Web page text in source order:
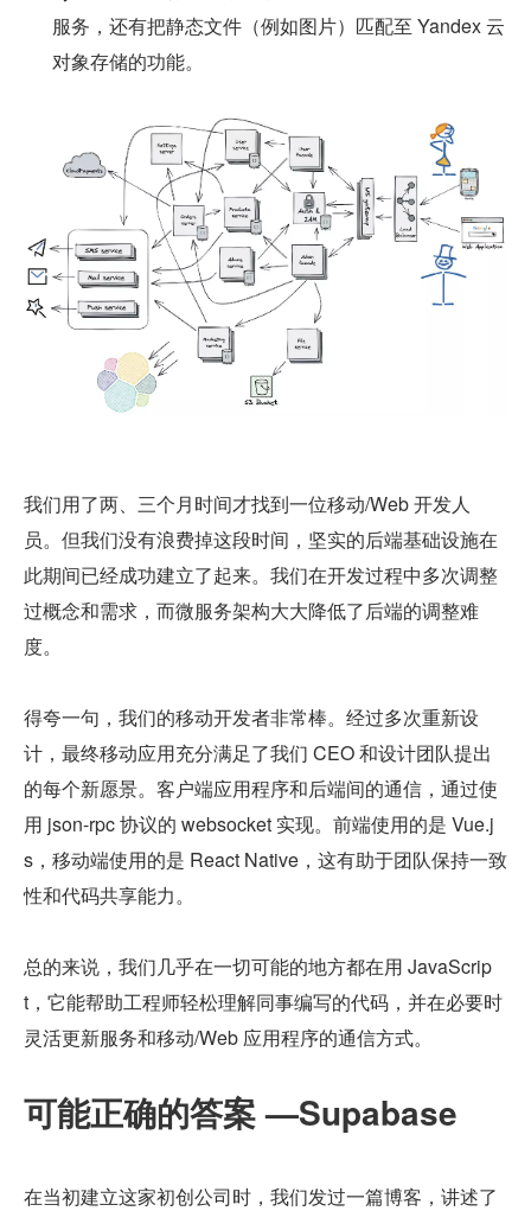
服务，还有把静态文件（例如图片）匹配至 Yandex 云
对象存储的功能。
我们用了两、三个月时间才找到一位移动/Web 开发人
员。但我们没有浪费掉这段时间，坚实的后端基础设施在
此期间已经成功建立了起来。我们在开发过程中多次调整
过概念和需求，而微服务架构大大降低了后端的调整难
度。
得夸一句，我们的移动开发者非常棒。经过多次重新设
计，最终移动应用充分满足了我们 CEO 和设计团队提出
的每个新愿景。客户端应用程序和后端间的通信，通过使
用 json-rpc 协议的 websocket 实现。前端使用的是 Vue.j
s，移动端使用的是 React Native，这有助于团队保持一致
性和代码共享能力。
总的来说，我们几乎在一切可能的地方都在用 JavaScrip
t，它能帮助工程师轻松理解同事编写的代码，并在必要时
灵活更新服务和移动/Web 应用程序的通信方式。
可能正确的答案 —Supabase
在当初建立这家初创公司时，我们发过一篇博客，讲述了